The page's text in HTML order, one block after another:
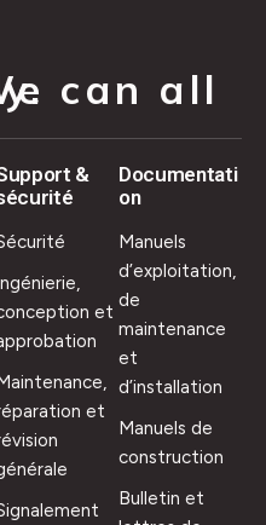
all fly.
&
et
et
Documentati
on
Manuels
d’exploitation,
de
maintenance
et
d’installation
Manuels de
construction
Bulletin et